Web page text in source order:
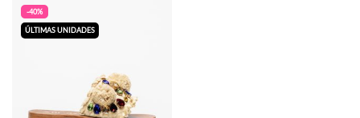
-40%
ÚLTIMAS UNIDADES